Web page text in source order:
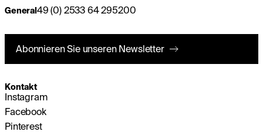
General 49 (0) 2533 64 295200
Abonnieren Sie unseren Newsletter
Kontakt
Instagram
Facebook
Pinterest